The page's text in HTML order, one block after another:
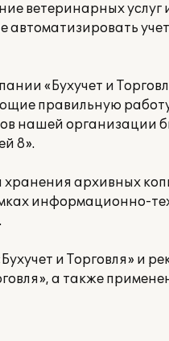
ветеринарных услуг
«Бухучет и
правильную
нашей организации
8».
хранения архивных
информационно-
и Торговля» и
а также